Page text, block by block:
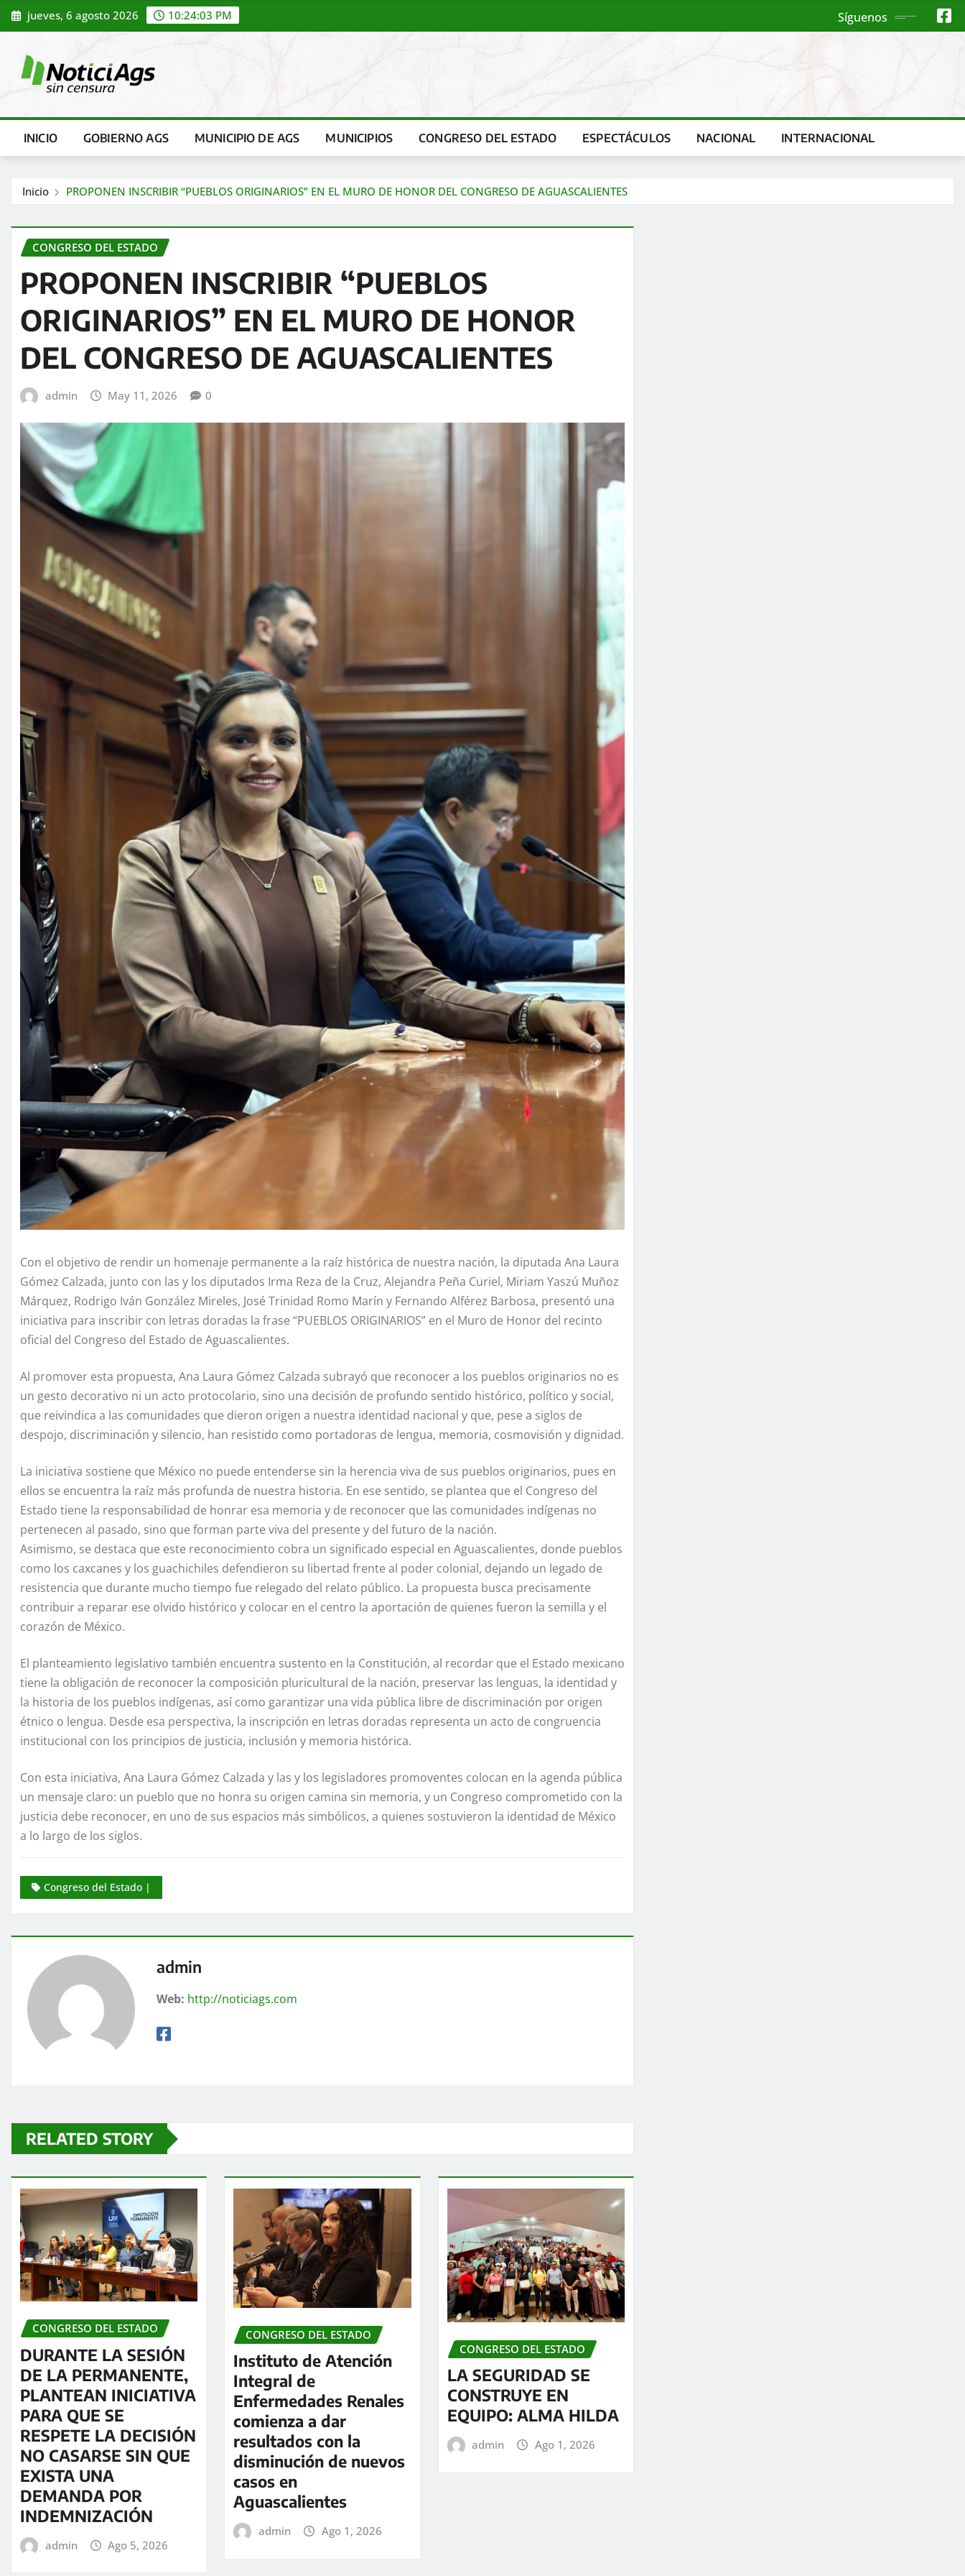
Saltar
al
jueves, 6 agosto 2026 10:24:04 PM Síguenos
INICIO GOBIERNO AGS MUNICIPIO DE AGS MUNICIPIOS CONGRESO DEL ESTADO ESPECTÁCULOS NACIONAL INTERNACIONAL
Inicio PROPONEN INSCRIBIR “PUEBLOS ORIGINARIOS” EN EL MURO DE HONOR DEL CONGRESO DE AGUASCALIENTES
CONGRESO DEL ESTADO
PROPONEN INSCRIBIR “PUEBLOS
ORIGINARIOS” EN EL MURO DE HONOR
DEL CONGRESO DE AGUASCALIENTES
admin May 11, 2026 0
Con el objetivo de rendir un homenaje permanente a la raíz histórica de nuestra nación, la diputada Ana Laura
Gómez Calzada, junto con las y los diputados Irma Reza de la Cruz, Alejandra Peña Curiel, Miriam Yaszú Muñoz
Márquez, Rodrigo Iván González Mireles, José Trinidad Romo Marín y Fernando Alférez Barbosa, presentó una
iniciativa para inscribir con letras doradas la frase “PUEBLOS ORIGINARIOS” en el Muro de Honor del recinto
oficial del Congreso del Estado de Aguascalientes.
Al promover esta propuesta, Ana Laura Gómez Calzada subrayó que reconocer a los pueblos originarios no es
un gesto decorativo ni un acto protocolario, sino una decisión de profundo sentido histórico, político y social,
que reivindica a las comunidades que dieron origen a nuestra identidad nacional y que, pese a siglos de
despojo, discriminación y silencio, han resistido como portadoras de lengua, memoria, cosmovisión y dignidad.
La iniciativa sostiene que México no puede entenderse sin la herencia viva de sus pueblos originarios, pues en
ellos se encuentra la raíz más profunda de nuestra historia. En ese sentido, se plantea que el Congreso del
Estado tiene la responsabilidad de honrar esa memoria y de reconocer que las comunidades indígenas no
pertenecen al pasado, sino que forman parte viva del presente y del futuro de la nación.
Asimismo, se destaca que este reconocimiento cobra un significado especial en Aguascalientes, donde pueblos
como los caxcanes y los guachichiles defendieron su libertad frente al poder colonial, dejando un legado de
resistencia que durante mucho tiempo fue relegado del relato público. La propuesta busca precisamente
contribuir a reparar ese olvido histórico y colocar en el centro la aportación de quienes fueron la semilla y el
corazón de México.
El planteamiento legislativo también encuentra sustento en la Constitución, al recordar que el Estado mexicano
tiene la obligación de reconocer la composición pluricultural de la nación, preservar las lenguas, la identidad y
la historia de los pueblos indígenas, así como garantizar una vida pública libre de discriminación por origen
étnico o lengua. Desde esa perspectiva, la inscripción en letras doradas representa un acto de congruencia
institucional con los principios de justicia, inclusión y memoria histórica.
Con esta iniciativa, Ana Laura Gómez Calzada y las y los legisladores promoventes colocan en la agenda pública
un mensaje claro: un pueblo que no honra su origen camina sin memoria, y un Congreso comprometido con la
justicia debe reconocer, en uno de sus espacios más simbólicos, a quienes sostuvieron la identidad de México
a lo largo de los siglos.
Congreso del Estado |
admin
Web: http://noticiags.com
RELATED STORY
CONGRESO DEL ESTADO
DURANTE LA SESIÓN
DE LA PERMANENTE,
PLANTEAN INICIATIVA
PARA QUE SE
RESPETE LA DECISIÓN
NO CASARSE SIN QUE
EXISTA UNA
DEMANDA POR
INDEMNIZACIÓN
admin Ago 5, 2026
CONGRESO DEL ESTADO
Instituto de Atención
Integral de
Enfermedades Renales
comienza a dar
resultados con la
disminución de nuevos
casos en
Aguascalientes
admin Ago 1, 2026
CONGRESO DEL ESTADO
LA SEGURIDAD SE
CONSTRUYE EN
EQUIPO: ALMA HILDA
admin Ago 1, 2026